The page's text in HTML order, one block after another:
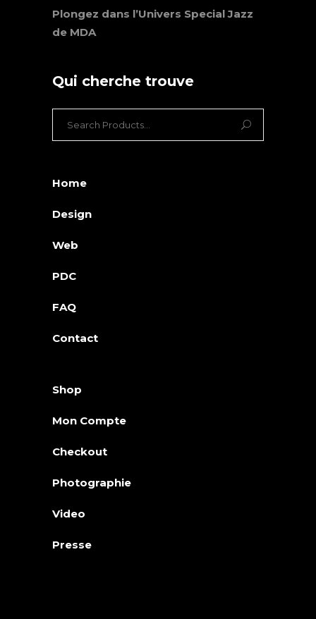
Plongez dans l’Univers Special Jazz
de MDA
Qui cherche trouve
Home
Design
Web
PDC
FAQ
Contact
Shop
Mon Compte
Checkout
Photographie
Video
Presse